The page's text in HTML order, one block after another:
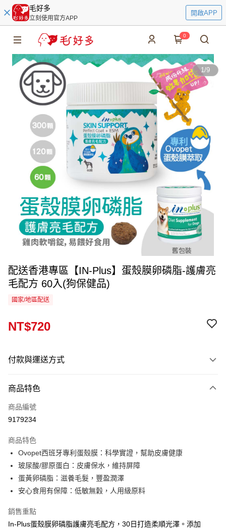
毛好多
立刻使用官方APP
開啟APP
0
1/9
配送香港專區【IN-Plus】蛋殼膜卵磷脂-護膚亮
毛配方 60入(狗保健品)
國家/地區配送
NT$720
付款與運送方式
信用卡一次付款
運送方式
香港專區
商品特色
商品編號
9179234
商品特色
Ovopet西班牙專利蛋殼膜：科學實證，幫助皮膚健康
玻尿酸/膠原蛋白：皮膚保水，維持屏障
蛋黃卵磷脂：滋養毛髮，豐盈潤澤
安心食用有保障：低敏無穀，人用級原料
銷售重點
In-Plus蛋殼膜卵磷脂護膚亮毛配方，30日打造柔順光澤。添加